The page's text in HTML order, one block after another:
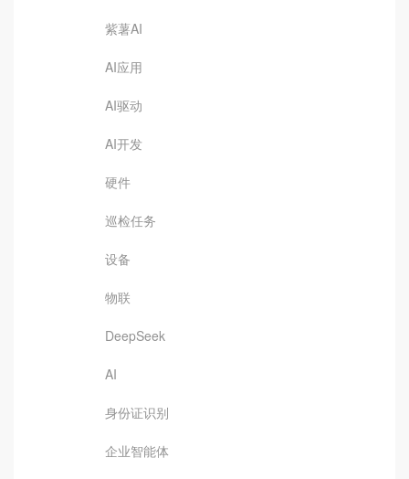
紫薯AI
AI应用
AI驱动
AI开发
硬件
巡检任务
设备
物联
DeepSeek
AI
身份证识别
企业智能体